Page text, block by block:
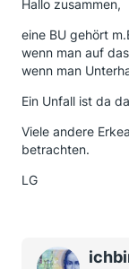
Hallo zusammen,
eine BU gehört
wenn man auf
wenn man
Ein Unfall ist da
Viele andere
betrachten.
LG